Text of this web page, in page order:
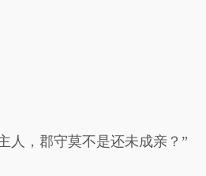
人，郡守莫不是还未成亲？”